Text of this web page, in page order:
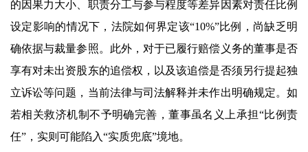
的因果力大小、职责分工与参与程度等差异因素对责任比例
设定影响的情况下，法院如何界定该“10%”比例，尚缺乏明
确依据与裁量参照。此外，对于已履行赔偿义务的董事是否
享有对未出资股东的追偿权，以及该追偿是否须另行提起独
立诉讼等问题，当前法律与司法解释并未作出明确规定。如
若相关救济机制不予明确完善，董事虽名义上承担“比例责
任”，实则可能陷入“实质兜底”境地。